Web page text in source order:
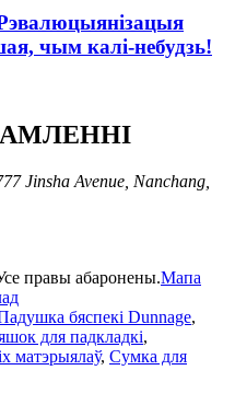
чым калі-небудзь!
Jinsha Avenue, Nanchang,
правы абаронены.Мапа
бяспекі Dunnage,
для падкладкі,
матэрыялаў, Сумка для